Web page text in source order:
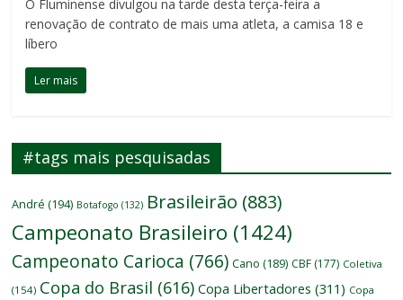
O Fluminense divulgou na tarde desta terça-feira a
renovação de contrato de mais uma atleta, a camisa 18 e
líbero
Ler mais
#tags mais pesquisadas
André (194) Botafogo (132) Brasileirão (883)
Campeonato Brasileiro (1424)
Campeonato Carioca (766) Cano (189) CBF (177) Coletiva
(154) Copa do Brasil (616) Copa Libertadores (311) Copa